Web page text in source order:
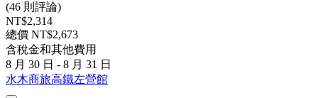
(46 則評論)
NT$2,314
總價 NT$2,673
含稅金和其他費用
8 月 30 日 - 8 月 31 日
水木商旅高鐵左營館